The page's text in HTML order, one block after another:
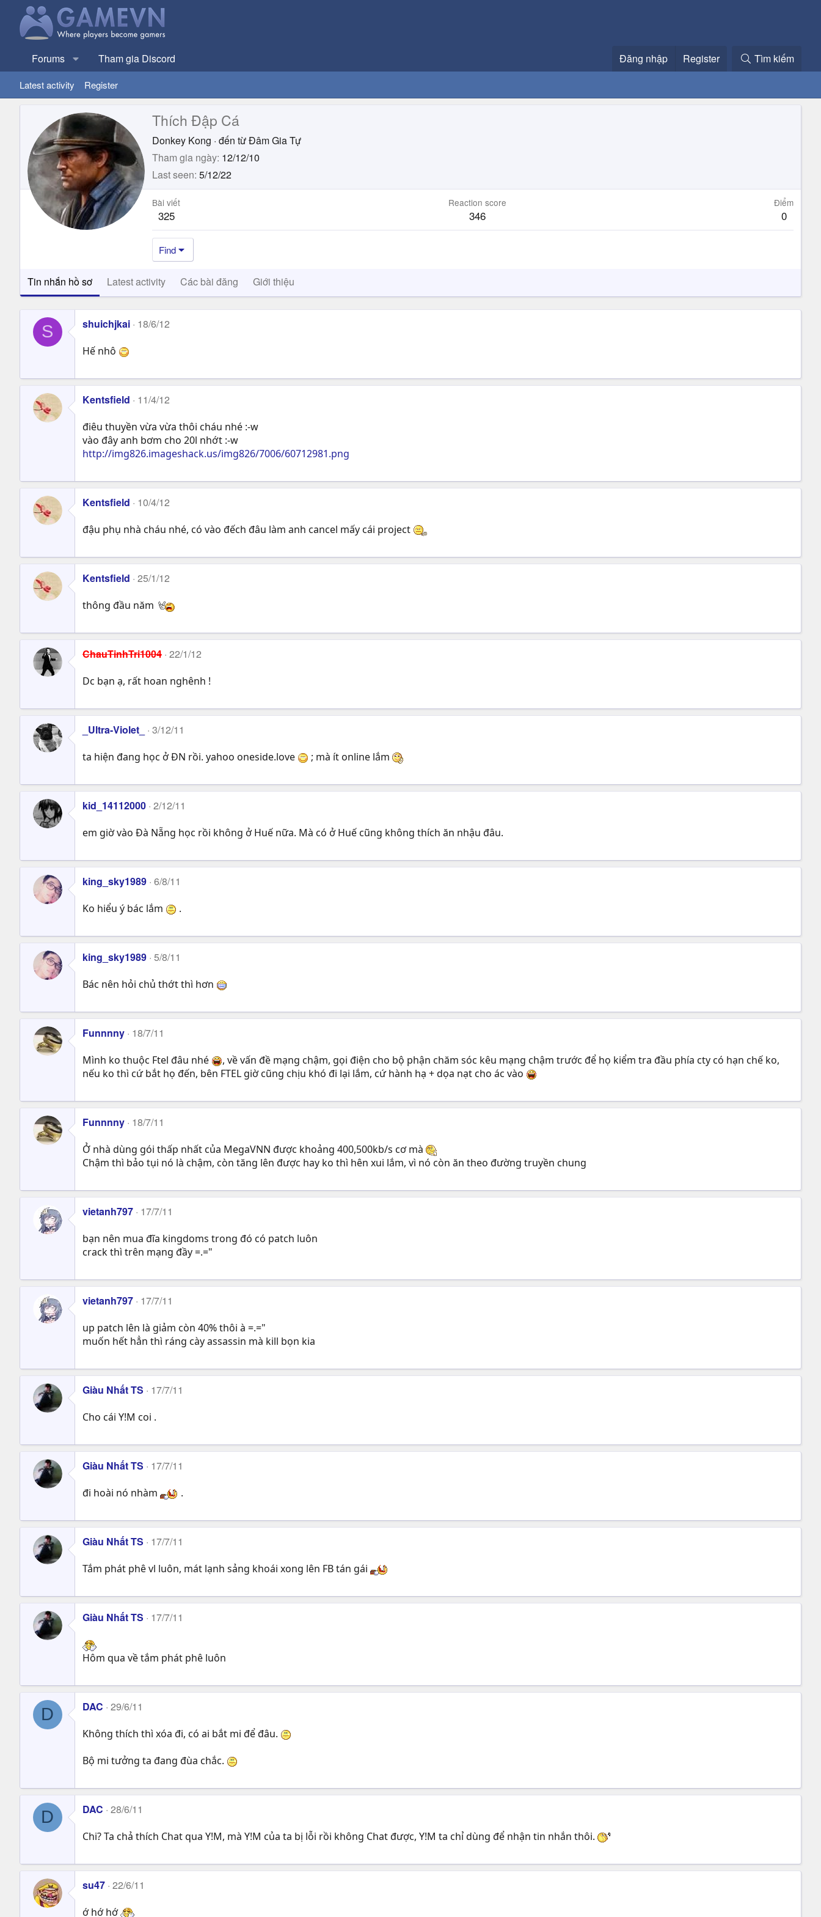
Forums Tham gia Discord Đăng nhập Register Tìm kiếm
Latest activity Register
Thích Đập Cá
Donkey Kong · đến từĐâm Gia Tự
Tham gia ngày 12/12/10
Last seen 5/12/22
Bài viết
325
Reaction score
346
Điểm
0
Find
Tin nhắn hồ sơ Latest activity Các bài đăng Giới thiệu
S shuichjkai 18/6/12
Hế nhô
Kentsfield 11/4/12
điêu thuyền vừa vừa thôi cháu nhé :-w
vào đây anh bơm cho 20l nhớt :-w
http://img826.imageshack.us/img826/7006/60712981.png
Kentsfield 10/4/12
đậu phụ nhà cháu nhé, có vào đếch đâu làm anh cancel mấy cái project
Kentsfield 25/1/12
thông đầu năm
ChauTinhTri1004 22/1/12
Dc bạn ạ, rất hoan nghênh !
_Ultra-Violet_ 3/12/11
ta hiện đang học ở ĐN rồi. yahoo oneside.love ; mà ít online lắm
kid_14112000 2/12/11
em giờ vào Đà Nẵng học rồi không ở Huế nữa. Mà có ở Huế cũng không thích ăn nhậu đâu.
king_sky1989 6/8/11
Ko hiểu ý bác lắm .
king_sky1989 5/8/11
Bác nên hỏi chủ thớt thì hơn
Funnnny 18/7/11
Mình ko thuộc Ftel đâu nhé
, về vấn đề mạng chậm, gọi điện cho bộ phận chăm sóc kêu mạng chậm trước để họ kiểm tra đầu phía cty có hạn chế ko,
nếu ko thì cứ bắt họ đến, bên FTEL giờ cũng chịu khó đi lại lắm, cứ hành hạ + dọa nạt cho ác vào
Funnnny 18/7/11
Ở nhà dùng gói thấp nhất của MegaVNN được khoảng 400,500kb/s cơ mà
Chậm thì bảo tụi nó là chậm, còn tăng lên được hay ko thì hên xui lắm, vì nó còn ăn theo đường truyền chung
vietanh797 17/7/11
bạn nên mua đĩa kingdoms trong đó có patch luôn
crack thì trên mạng đầy =.="
vietanh797 17/7/11
up patch lên là giảm còn 40% thôi à =.="
muốn hết hẳn thì ráng cày assassin mà kill bọn kia
Giàu Nhất TS 17/7/11
Cho cái Y!M coi .
Giàu Nhất TS 17/7/11
đi hoài nó nhàm .
Giàu Nhất TS 17/7/11
Tắm phát phê vl luôn, mát lạnh sảng khoái xong lên FB tán gái
Giàu Nhất TS 17/7/11
Hôm qua về tắm phát phê luôn
D DAC 29/6/11
Không thích thì xóa đi, có ai bắt mi để đâu.
Bộ mi tưởng ta đang đùa chắc.
D DAC 28/6/11
Chi? Ta chả thích Chat qua Y!M, mà Y!M của ta bị lỗi rồi không Chat được, Y!M ta chỉ dùng để nhận tin nhắn thôi.
su47 22/6/11
ớ hớ hớ